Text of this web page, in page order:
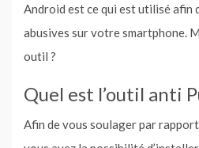
Android est ce qui est utilisé afin
abusives sur votre smartphone.
outil ?
Quel est l’outil anti
Afin de vous soulager par